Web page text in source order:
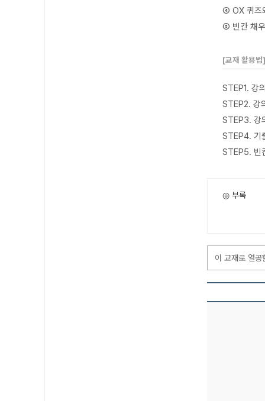
④ OX 퀴즈
⑤ 빈칸 채
[교재 활용법
STEP1. 강
STEP2. 강
STEP3. 강
STEP4. 기
STEP5. 빈
◎ 부록
이 교재로 열